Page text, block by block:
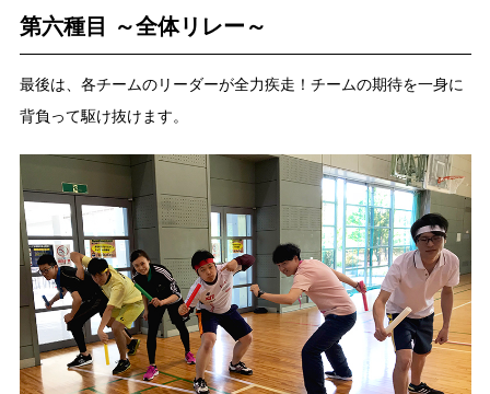
第六種目 ～全体リレー～
最後は、各チームのリーダーが全力疾走！チームの期待を一身に
背負って駆け抜けます。